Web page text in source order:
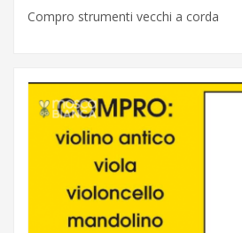
Compro strumenti vecchi a corda